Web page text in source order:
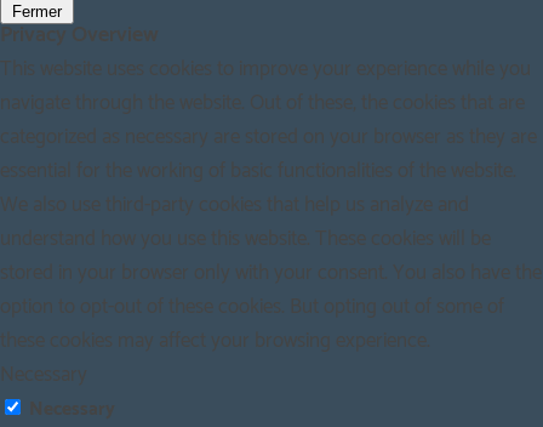
Fermer
Privacy Overview
This website uses cookies to improve your experience while you
navigate through the website. Out of these, the cookies that are
categorized as necessary are stored on your browser as they are
essential for the working of basic functionalities of the website.
We also use third-party cookies that help us analyze and
understand how you use this website. These cookies will be
stored in your browser only with your consent. You also have the
option to opt-out of these cookies. But opting out of some of
these cookies may affect your browsing experience.
Necessary
Necessary